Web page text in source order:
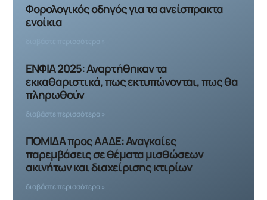
Φορολογικός οδηγός για τα ανείσπρακτα
ενοίκια
ΕΝΦΙΑ 2025: Αναρτήθηκαν τα
εκκαθαριστικά, πως εκτυπώνονται, πως θα
πληρωθούν
διαβάστε περισσότερα »
ΠΟΜΙΔΑ προς ΑΑΔΕ: Αναγκαίες
παρεμβάσεις σε θέματα μισθώσεων
ακινήτων και διαχείρισης κτιρίων
διαβάστε περισσότερα »